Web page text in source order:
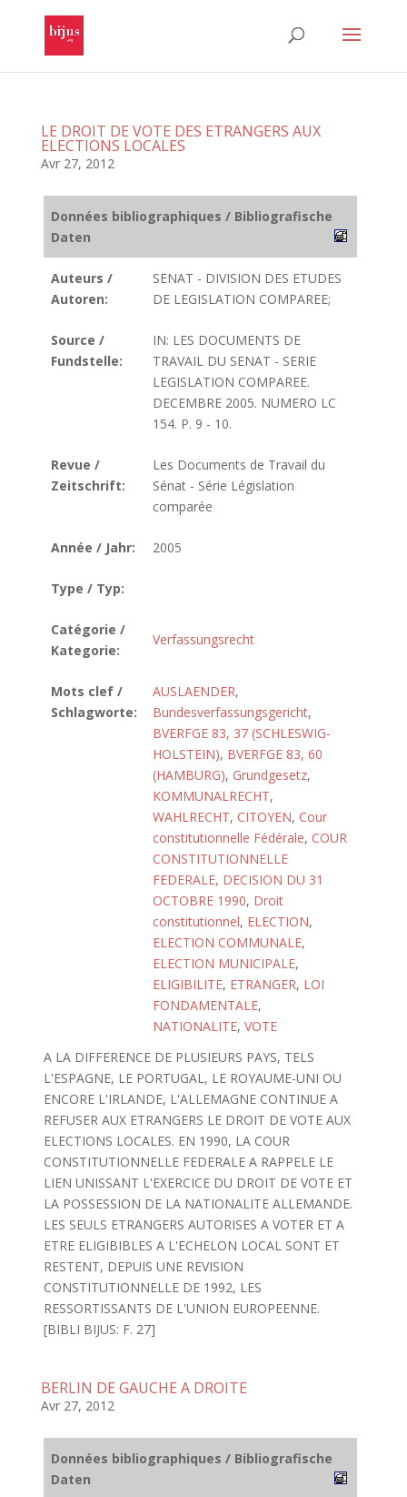
LE DROIT DE VOTE DES ETRANGERS AUX
ELECTIONS LOCALES
Avr 27, 2012
Données bibliographiques / Bibliografische
Daten
Auteurs /
Autoren:
SENAT - DIVISION DES ETUDES
DE LEGISLATION COMPAREE;
Source /
Fundstelle:
IN: LES DOCUMENTS DE
TRAVAIL DU SENAT - SERIE
LEGISLATION COMPAREE.
DECEMBRE 2005. NUMERO LC
154. P. 9 - 10.
Revue /
Zeitschrift:
Les Documents de Travail du
Sénat - Série Législation
comparée
Année / Jahr: 2005
Type / Typ:
Catégorie /
Kategorie:
Verfassungsrecht
Mots clef /
Schlagworte:
AUSLAENDER,
Bundesverfassungsgericht,
BVERFGE 83, 37 (SCHLESWIG-
HOLSTEIN), BVERFGE 83, 60
(HAMBURG), Grundgesetz,
KOMMUNALRECHT,
WAHLRECHT, CITOYEN, Cour
constitutionnelle Fédérale, COUR
CONSTITUTIONNELLE
FEDERALE, DECISION DU 31
OCTOBRE 1990, Droit
constitutionnel, ELECTION,
ELECTION COMMUNALE,
ELECTION MUNICIPALE,
ELIGIBILITE, ETRANGER, LOI
FONDAMENTALE,
NATIONALITE, VOTE
A LA DIFFERENCE DE PLUSIEURS PAYS, TELS
L'ESPAGNE, LE PORTUGAL, LE ROYAUME-UNI OU
ENCORE L'IRLANDE, L'ALLEMAGNE CONTINUE A
REFUSER AUX ETRANGERS LE DROIT DE VOTE AUX
ELECTIONS LOCALES. EN 1990, LA COUR
CONSTITUTIONNELLE FEDERALE A RAPPELE LE
LIEN UNISSANT L'EXERCICE DU DROIT DE VOTE ET
LA POSSESSION DE LA NATIONALITE ALLEMANDE.
LES SEULS ETRANGERS AUTORISES A VOTER ET A
ETRE ELIGIBIBLES A L'ECHELON LOCAL SONT ET
RESTENT, DEPUIS UNE REVISION
CONSTITUTIONNELLE DE 1992, LES
RESSORTISSANTS DE L'UNION EUROPEENNE.
[BIBLI BIJUS: F. 27]
BERLIN DE GAUCHE A DROITE
Avr 27, 2012
Données bibliographiques / Bibliografische
Daten